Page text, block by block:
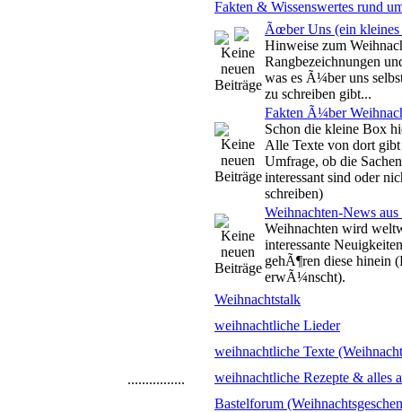
................
Fakten & Wissenswertes rund
Ãœber Uns (ein
Hinweise zum
Rangbezeichnungen
was es Ã¼ber uns
zu schreiben gibt...
Fakten Ã¼ber
Schon die kleine Box
Alle Texte von dort
Umfrage, ob die
interessant sind oder
schreiben)
Weihnachten-News
Weihnachten wird
interessante
gehÃ¶ren diese hinein
erwÃ¼nscht).
Weihnachtstalk
weihnachtliche Lieder
weihnachtliche Texte
weihnachtliche Rezepte & alles
Bastelforum